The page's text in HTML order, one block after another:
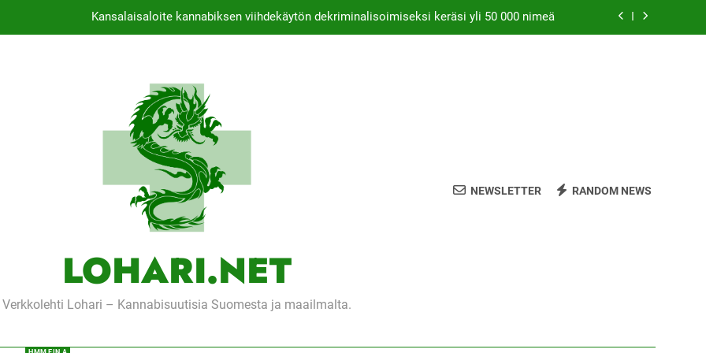
Kansalaisaloite kannabiksen viihdekäytön dekriminalisoimiseksi keräsi yli 50 000 nimeä
Kansalaisaloite kannabiksen viihdekäytön dekriminalisoimiseksi keräsi yli 50 000 nimeä
Thaimaassa lakiehdotus sallisi kannabiksen kotikasvatuksen
LOHARI.NET
Verkkolehti Lohari – Kannabisuutisia Suomesta ja maailmalta.
NEWSLETTER RANDOM NEWS